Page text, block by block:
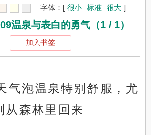
字体： [ 很小 标准 很大 ]
09温泉与表白的勇气（1 / 1）
加入书签
气泡温泉特别舒服，尤
从森林里回来